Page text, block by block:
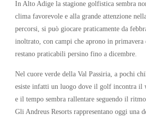
In Alto Adige la stagione golfistica sembra
clima favorevole e alla grande attenzione
percorsi, si può giocare praticamente da
inoltrato, con campi che aprono in primavera
restano praticabili persino fino a dicembre.
Nel cuore verde della Val Passiria, a pochi
esiste infatti un luogo dove il golf incontra il
e il tempo sembra rallentare seguendo il
Gli Andreus Resorts rappresentano oggi una